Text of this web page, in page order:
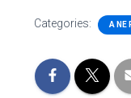
Categories: A NE